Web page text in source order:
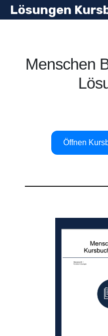
Zum
InhaltLösungen
Menschen
Öffnen